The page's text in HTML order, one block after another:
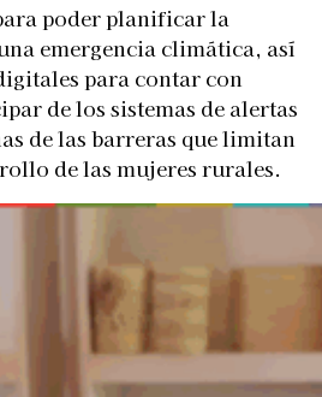
poder planificar la
emergencia climática, así
para contar con
de los sistemas de alertas
de las barreras que limitan
de las mujeres rurales.